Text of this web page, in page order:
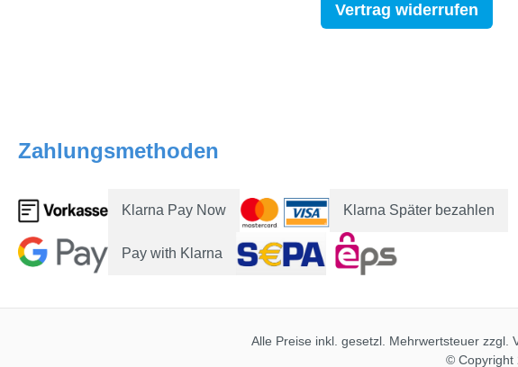
Vertrag widerrufen
Zahlungsmethoden
Klarna Pay Now Klarna Später bezahlen
Pay with Klarna
Alle Preise inkl. gesetzl. Mehrwertsteuer zzgl.
© Copyright